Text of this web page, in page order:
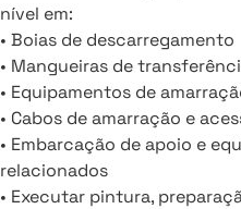
nível em:
• Boias de descarregamento
• Mangueiras de
• Equipamentos de
• Cabos de amarração e
• Embarcação de apoio e
relacionados
• Executar pintura,